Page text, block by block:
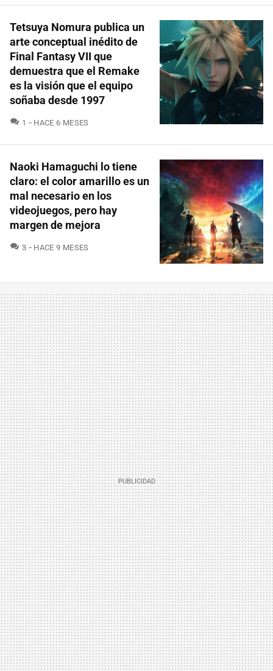
Tetsuya Nomura publica un
arte conceptual inédito de
Final Fantasy VII que
demuestra que el Remake
es la visión que el equipo
soñaba desde 1997
1 COMENTARIOS
HACE 6 MESES
Naoki Hamaguchi lo tiene
claro: el color amarillo es un
mal necesario en los
videojuegos, pero hay
margen de mejora
3 COMENTARIOS
HACE 9 MESES